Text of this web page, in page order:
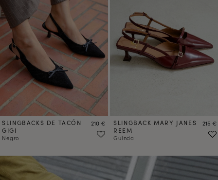
SLINGBACKS DE TACÓN
GIGI
Negro
Precio
210 €
SLINGBACK MARY JANES
REEM
Guinda
Precio
215 €